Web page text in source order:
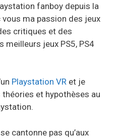
fanboy depuis la
vous ma passion des jeux
critiques et des
meilleurs jeux PS5, PS4
Playstation VR et je
et hypothèses au
cantonne pas qu’aux